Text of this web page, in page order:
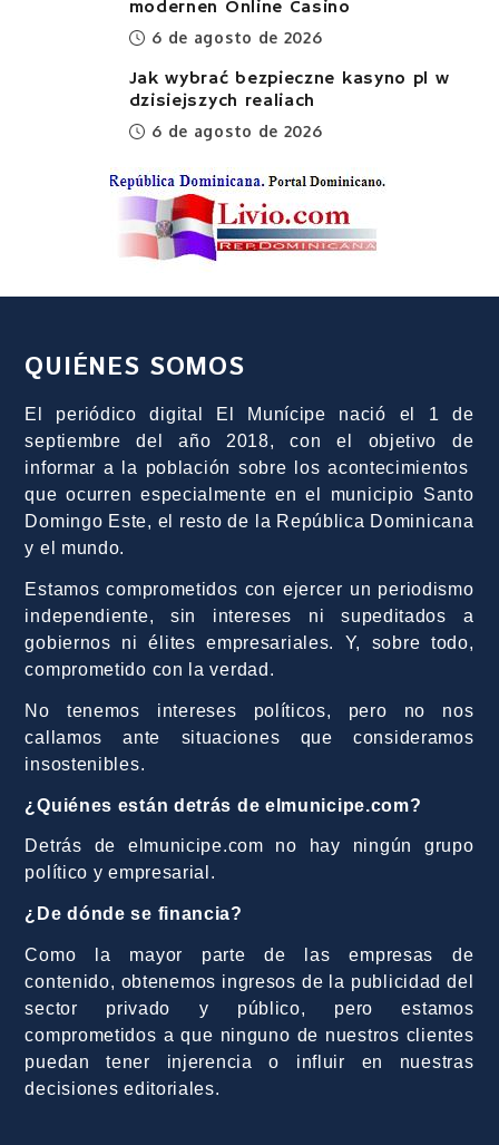
modernen Online Casino
6 de agosto de 2026
Jak wybrać bezpieczne kasyno pl w
dzisiejszych realiach
6 de agosto de 2026
QUIÉNES SOMOS
El periódico digital El Munícipe nació el 1 de
septiembre del año 2018, con el objetivo de
informar a la población sobre los acontecimientos
que ocurren especialmente en el municipio Santo
Domingo Este, el resto de la República Dominicana
y el mundo.
Estamos comprometidos con ejercer un periodismo
independiente, sin intereses ni supeditados a
gobiernos ni élites empresariales. Y, sobre todo,
comprometido con la verdad.
No tenemos intereses políticos, pero no nos
callamos ante situaciones que consideramos
insostenibles.
¿Quiénes están detrás de elmunicipe.com?
Detrás de elmunicipe.com no hay ningún grupo
político y empresarial.
¿De dónde se financia?
Como la mayor parte de las empresas de
contenido, obtenemos ingresos de la publicidad del
sector privado y público, pero estamos
comprometidos a que ninguno de nuestros clientes
puedan tener injerencia o influir en nuestras
decisiones editoriales.